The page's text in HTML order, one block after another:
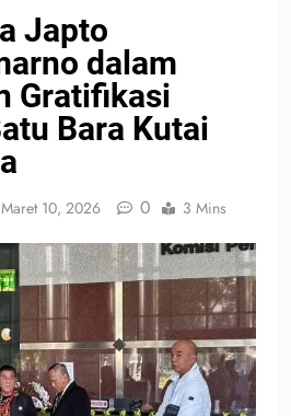
Japto
dalam
Gratifikasi
Bara Kutai
Maret 10, 2026 0 3 Mins